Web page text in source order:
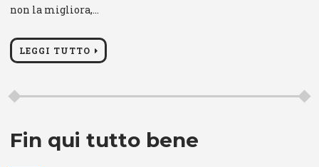
non la migliora,…
LEGGI TUTTO
Fin qui tutto bene